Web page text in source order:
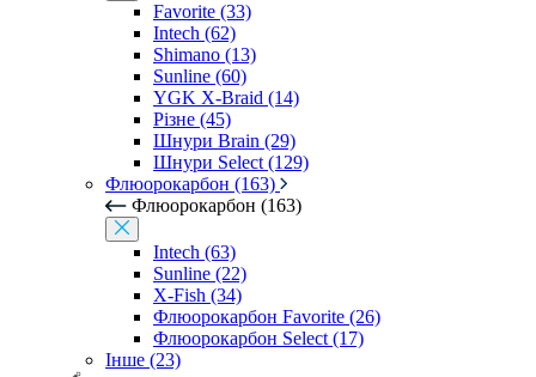
Favorite (33)
Intech (62)
Shimano (13)
Sunline (60)
YGK X-Braid (14)
Різне (45)
Шнури Brain (29)
Шнури Select (129)
Флюорокарбон (163)
Флюорокарбон (163)
Intech (63)
Sunline (22)
X-Fish (34)
Флюорокарбон Favorite (26)
Флюорокарбон Select (17)
Інше (23)